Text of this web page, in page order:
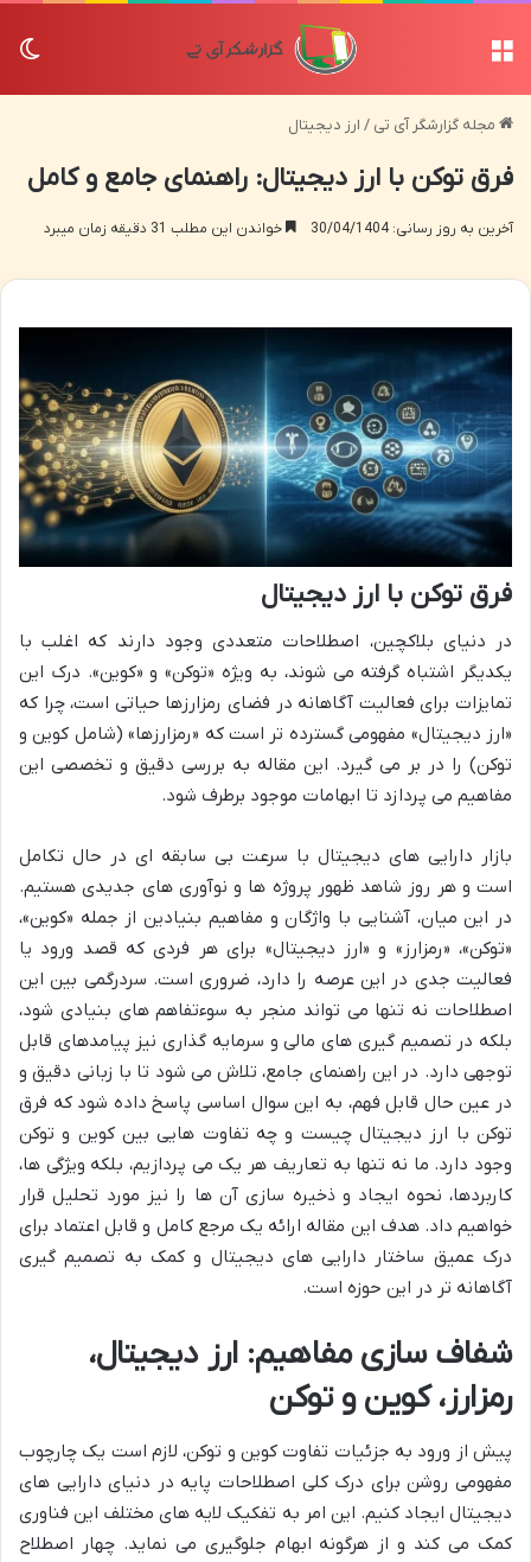
مجله گزارشگر آی تی / ارز دیجیتال
فرق توکن با ارز دیجیتال: راهنمای جامع و کامل
آخرین به روز رسانی: 30/04/1404 خواندن این مطلب 31 دقیقه زمان میبرد
فرق توکن با ارز دیجیتال
در دنیای بلاکچین، اصطلاحات متعددی وجود دارند که اغلب با
یکدیگر اشتباه گرفته می شوند، به ویژه «توکن» و «کوین». درک این
تمایزات برای فعالیت آگاهانه در فضای رمزارزها حیاتی است، چرا که
«ارز دیجیتال» مفهومی گسترده تر است که «رمزارزها» (شامل کوین و
توکن) را در بر می گیرد. این مقاله به بررسی دقیق و تخصصی این
مفاهیم می پردازد تا ابهامات موجود برطرف شود.
بازار دارایی های دیجیتال با سرعت بی سابقه ای در حال تکامل
است و هر روز شاهد ظهور پروژه ها و نوآوری های جدیدی هستیم.
در این میان، آشنایی با واژگان و مفاهیم بنیادین از جمله «کوین»،
«توکن»، «رمزارز» و «ارز دیجیتال» برای هر فردی که قصد ورود یا
فعالیت جدی در این عرصه را دارد، ضروری است. سردرگمی بین این
اصطلاحات نه تنها می تواند منجر به سوءتفاهم های بنیادی شود،
بلکه در تصمیم گیری های مالی و سرمایه گذاری نیز پیامدهای قابل
توجهی دارد. در این راهنمای جامع، تلاش می شود تا با زبانی دقیق و
در عین حال قابل فهم، به این سوال اساسی پاسخ داده شود که فرق
توکن با ارز دیجیتال چیست و چه تفاوت هایی بین کوین و توکن
وجود دارد. ما نه تنها به تعاریف هر یک می پردازیم، بلکه ویژگی ها،
کاربردها، نحوه ایجاد و ذخیره سازی آن ها را نیز مورد تحلیل قرار
خواهیم داد. هدف این مقاله ارائه یک مرجع کامل و قابل اعتماد برای
درک عمیق ساختار دارایی های دیجیتال و کمک به تصمیم گیری
آگاهانه تر در این حوزه است.
شفاف سازی مفاهیم: ارز دیجیتال،
رمزارز، کوین و توکن
پیش از ورود به جزئیات تفاوت کوین و توکن، لازم است یک چارچوب
مفهومی روشن برای درک کلی اصطلاحات پایه در دنیای دارایی های
دیجیتال ایجاد کنیم. این امر به تفکیک لایه های مختلف این فناوری
کمک می کند و از هرگونه ابهام جلوگیری می نماید. چهار اصطلاح